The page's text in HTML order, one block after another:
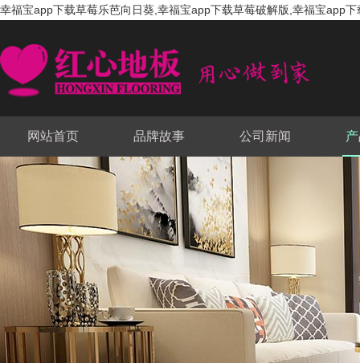
幸福宝app下载草莓乐芭向日葵,幸福宝app下载草莓破解版,幸福宝app
网站首页 品牌故事 公司新闻